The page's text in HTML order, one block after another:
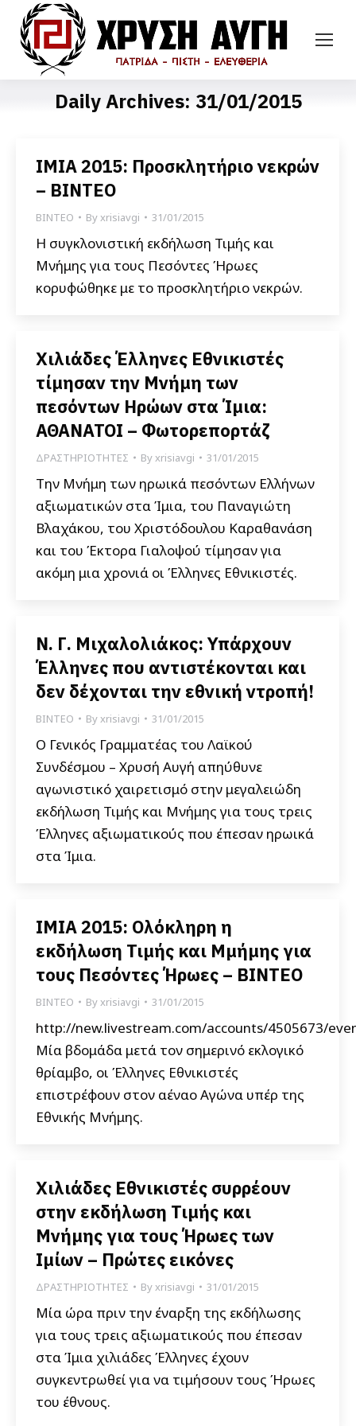
Daily Archives: 31/01/2015
ΙΜΙΑ 2015: Προσκλητήριο νεκρών
– ΒΙΝΤΕΟ
ΒΙΝΤΕΟ Byxrisiavgi 31/01/2015
Η συγκλονιστική εκδήλωση Τιμής και
Μνήμης για τους Πεσόντες Ήρωες
κορυφώθηκε με το προσκλητήριο νεκρών.
Χιλιάδες Έλληνες Εθνικιστές
τίμησαν την Μνήμη των
πεσόντων Ηρώων στα Ίμια:
ΑΘΑΝΑΤΟΙ – Φωτορεπορτάζ
ΔΡΑΣΤΗΡΙΟΤΗΤΕΣ Byxrisiavgi 31/01/2015
Την Μνήμη των ηρωικά πεσόντων Ελλήνων
αξιωματικών στα Ίμια, του Παναγιώτη
Βλαχάκου, του Χριστόδουλου Καραθανάση
και του Έκτορα Γιαλοψού τίμησαν για
ακόμη μια χρονιά οι Έλληνες Εθνικιστές.
Ν. Γ. Μιχαλολιάκος: Υπάρχουν
Έλληνες που αντιστέκονται και
δεν δέχονται την εθνική ντροπή!
ΒΙΝΤΕΟ Byxrisiavgi 31/01/2015
Ο Γενικός Γραμματέας του Λαϊκού
Συνδέσμου – Χρυσή Αυγή απηύθυνε
αγωνιστικό χαιρετισμό στην μεγαλειώδη
εκδήλωση Τιμής και Μνήμης για τους τρεις
Έλληνες αξιωματικούς που έπεσαν ηρωικά
στα Ίμια.
ΙΜΙΑ 2015: Ολόκληρη η
εκδήλωση Τιμής και Μμήμης για
τους Πεσόντες Ήρωες – ΒΙΝΤΕΟ
ΒΙΝΤΕΟ Byxrisiavgi 31/01/2015
http://new.livestream.com/accounts/4505673/
Μία βδομάδα μετά τον σημερινό εκλογικό
θρίαμβο, οι Έλληνες Εθνικιστές
επιστρέφουν στον αέναο Αγώνα υπέρ της
Εθνικής Μνήμης.
Χιλιάδες Εθνικιστές συρρέουν
στην εκδήλωση Τιμής και
Μνήμης για τους Ήρωες των
Ιμίων – Πρώτες εικόνες
ΔΡΑΣΤΗΡΙΟΤΗΤΕΣ Byxrisiavgi 31/01/2015
Μία ώρα πριν την έναρξη της εκδήλωσης
για τους τρεις αξιωματικούς που έπεσαν
στα Ίμια χιλιάδες Έλληνες έχουν
συγκεντρωθεί για να τιμήσουν τους Ήρωες
του έθνους.